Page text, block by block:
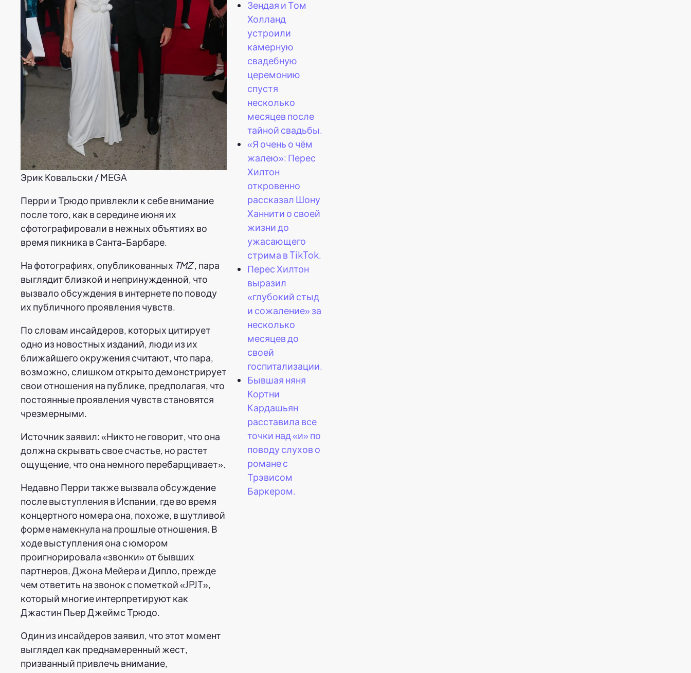
Эрик Ковальски / MEGA
Перри и Трюдо привлекли к себе внимание
после того, как в середине июня их
сфотографировали в нежных объятиях во
время пикника в Санта-Барбаре.
На фотографиях, опубликованных TMZ, пара
выглядит близкой и непринужденной, что
вызвало обсуждения в интернете по поводу
их публичного проявления чувств.
По словам инсайдеров, которых цитирует
одно из новостных изданий, люди из их
ближайшего окружения считают, что пара,
возможно, слишком открыто демонстрирует
свои отношения на публике, предполагая, что
постоянные проявления чувств становятся
чрезмерными.
Источник заявил: «Никто не говорит, что она
должна скрывать свое счастье, но растет
ощущение, что она немного перебарщивает».
Недавно Перри также вызвала обсуждение
после выступления в Испании, где во время
концертного номера она, похоже, в шутливой
форме намекнула на прошлые отношения. В
ходе выступления она с юмором
проигнорировала «звонки» от бывших
партнеров, Джона Мейера и Дипло, прежде
чем ответить на звонок с пометкой «JPJT»,
который многие интерпретируют как
Джастин Пьер Джеймс Трюдо.
Один из инсайдеров заявил, что этот момент
выглядел как преднамеренный жест,
призванный привлечь внимание,
Зендая и Том
Холланд
устроили
камерную
свадебную
церемонию
спустя
несколько
месяцев после
тайной свадьбы.
«Я очень о чём
жалею»: Перес
Хилтон
откровенно
рассказал Шону
Ханнити о своей
жизни до
ужасающего
стрима в TikTok.
Перес Хилтон
выразил
«глубокий стыд
и сожаление» за
несколько
месяцев до
своей
госпитализации.
Бывшая няня
Кортни
Кардашьян
расставила все
точки над «и» по
поводу слухов о
романе с
Трэвисом
Баркером.